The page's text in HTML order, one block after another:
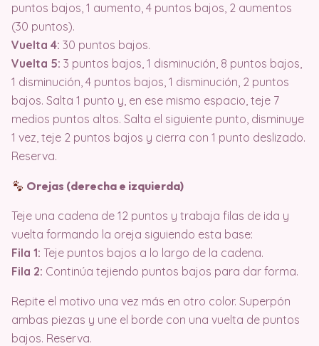
puntos bajos, 1 aumento, 4 puntos bajos, 2 aumentos
(30 puntos).
Vuelta 4: 30 puntos bajos.
Vuelta 5: 3 puntos bajos, 1 disminución, 8 puntos bajos,
1 disminución, 4 puntos bajos, 1 disminución, 2 puntos
bajos. Salta 1 punto y, en ese mismo espacio, teje 7
medios puntos altos. Salta el siguiente punto, disminuye
1 vez, teje 2 puntos bajos y cierra con 1 punto deslizado.
Reserva.
Orejas (derecha e izquierda)
Teje una cadena de 12 puntos y trabaja filas de ida y
vuelta formando la oreja siguiendo esta base:
Fila 1: Teje puntos bajos a lo largo de la cadena.
Fila 2: Continúa tejiendo puntos bajos para dar forma.
Repite el motivo una vez más en otro color. Superpón
ambas piezas y une el borde con una vuelta de puntos
bajos. Reserva.